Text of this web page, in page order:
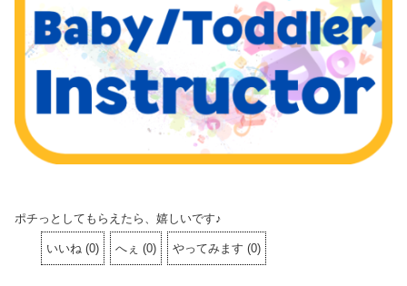
ポチっとしてもらえたら、嬉しいです♪
いいね (0) へぇ (0) やってみます (0)